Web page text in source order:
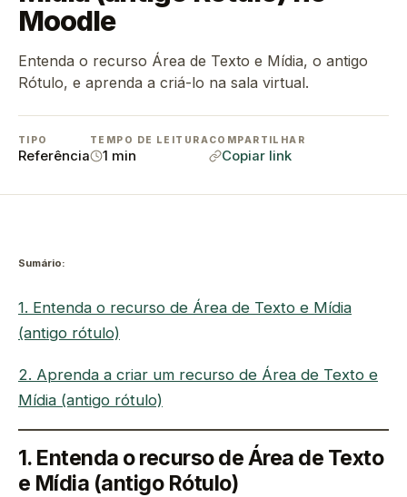
Moodle
Entenda o recurso Área de Texto e Mídia, o antigo
Rótulo, e aprenda a criá-lo na sala virtual.
TIPO
Referência
TEMPO DE LEITURA
1 min
COMPARTILHAR
Copiar link
Sumário:
1. Entenda o recurso de Área de Texto e Mídia
(antigo rótulo)
2. Aprenda a criar um recurso de Área de Texto e
Mídia (antigo rótulo)
1. Entenda o recurso de Área de Texto
e Mídia (antigo Rótulo)